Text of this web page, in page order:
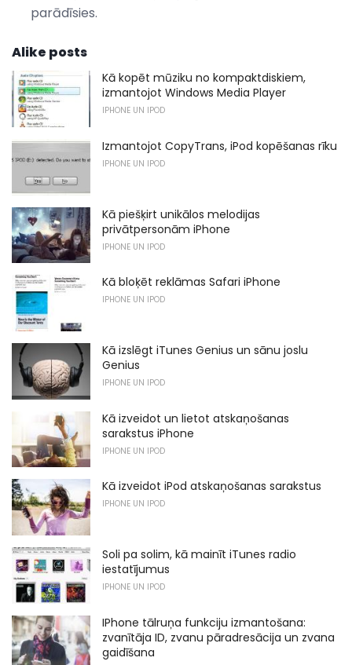
parādīsies.
Alike posts
Kā kopēt mūziku no kompaktdiskiem,
izmantojot Windows Media Player
IPHONE UN IPOD
Izmantojot CopyTrans, iPod kopēšanas rīku
IPHONE UN IPOD
Kā piešķirt unikālos melodijas
privātpersonām iPhone
IPHONE UN IPOD
Kā bloķēt reklāmas Safari iPhone
IPHONE UN IPOD
Kā izslēgt iTunes Genius un sānu joslu
Genius
IPHONE UN IPOD
Kā izveidot un lietot atskaņošanas
sarakstus iPhone
IPHONE UN IPOD
Kā izveidot iPod atskaņošanas sarakstus
IPHONE UN IPOD
Soli pa solim, kā mainīt iTunes radio
iestatījumus
IPHONE UN IPOD
IPhone tālruņa funkciju izmantošana:
zvanītāja ID, zvanu pāradresācija un zvana
gaidīšana